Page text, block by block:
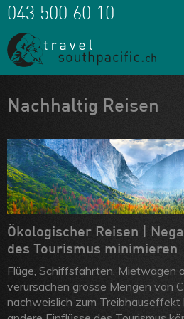
Meine Favoriten
Über uns
Feedbacks
Kontakt
ARVB
043 500 60 10
Nachhaltig Reisen
Ökologischer Reisen |
des Tourismus minimieren
Flüge, Schiffsfahrten, Mietwagen
verursachen grosse Mengen von
nachweislich zum Treibhauseffekt